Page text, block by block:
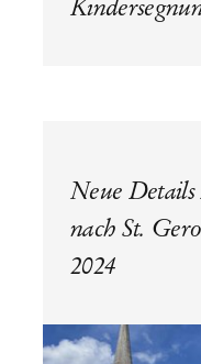
Neue
nach St.
2024